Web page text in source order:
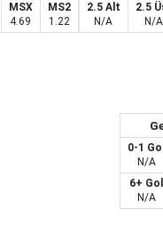
MSX
4.69
MS2
1.22
2.5 Alt
N/A
2.5
N/A
0-1 Gol
N/A
6+ Gol
N/A